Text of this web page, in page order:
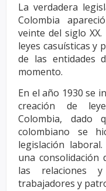
La verdadera
Colombia
veinte del siglo
leyes casuísticas y
de las entidades
momento.
En el año 1930 se
creación de
Colombia, dado
colombiano se
legislación
una consolidación
las relaciones
trabajadores y